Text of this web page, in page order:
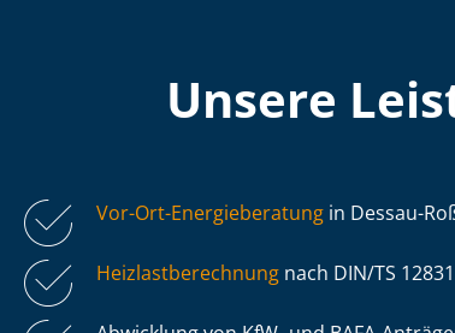
Unsere
Vor-Ort-Energieberatung in Dessau-
Heiz­last­be­rech­nung nach DIN/TS 12831